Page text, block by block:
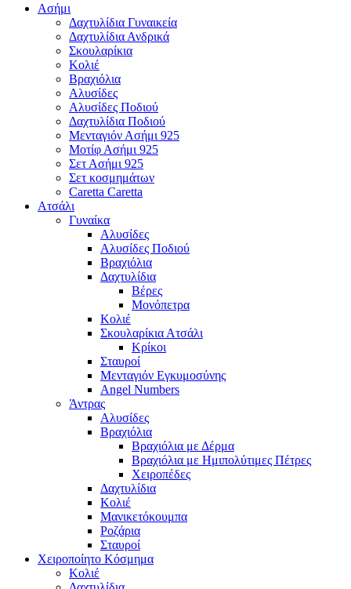
Ασήμι
Δαχτυλίδια Γυναικεία
Δαχτυλίδια Ανδρικά
Σκουλαρίκια
Κολιέ
Βραχιόλια
Αλυσίδες
Αλυσίδες Ποδιού
Δαχτυλίδια Ποδιού
Μενταγιόν Ασήμι 925
Μοτίφ Ασήμι 925
Σετ Ασήμι 925
Σετ κοσμημάτων
Caretta Caretta
Ατσάλι
Γυναίκα
Αλυσίδες
Αλυσίδες Ποδιού
Βραχιόλια
Δαχτυλίδια
Βέρες
Μονόπετρα
Κολιέ
Σκουλαρίκια Ατσάλι
Κρίκοι
Σταυροί
Μενταγιόν Εγκυμοσύνης
Angel Numbers
Άντρας
Αλυσίδες
Βραχιόλια
Βραχιόλια με Δέρμα
Βραχιόλια με Ημιπολύτιμες Πέτρες
Χειροπέδες
Δαχτυλίδια
Κολιέ
Μανικετόκουμπα
Ροζάρια
Σταυροί
Χειροποίητο Κόσμημα
Κολιέ